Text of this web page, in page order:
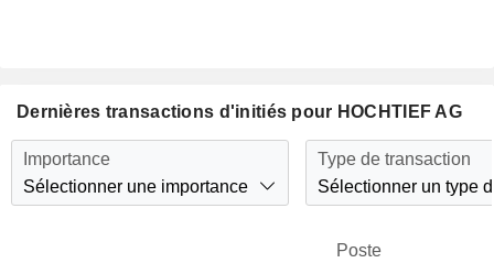
Dernières transactions d'initiés pour HOCHTIEF AG
Importance
Sélectionner une importance
Type de transaction
Sélectionner un type
Poste